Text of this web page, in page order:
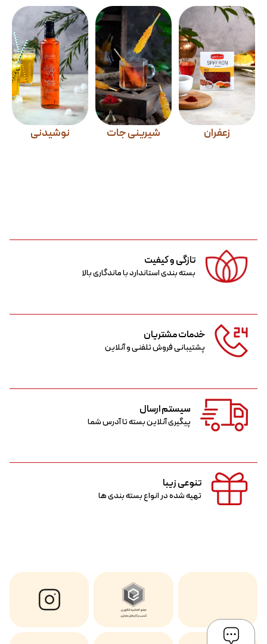
زعفران شیرینی جات نوشیدنی
تازگی و کیفیت
بسته بندی استاندارد با ماندگاری بالا
خدمات مشتریان
پشتیبانی فروش تلفنی و آنلاین
سیستم ارسال
پیگیری آنلاین بسته تا آدرس شما
تنوعی زیبا
تهیه شده در انواع بسته بندی ها